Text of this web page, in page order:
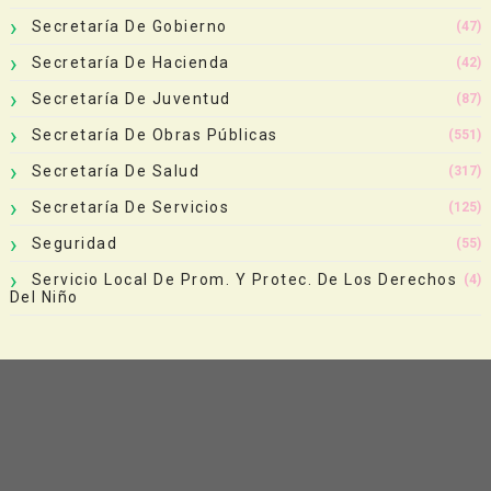
Secretaría De Gobierno (47)
Secretaría De Hacienda (42)
Secretaría De Juventud (87)
Secretaría De Obras Públicas (551)
Secretaría De Salud (317)
Secretaría De Servicios (125)
Seguridad (55)
Servicio Local De Prom. Y Protec. De Los Derechos
Del Niño
(4)